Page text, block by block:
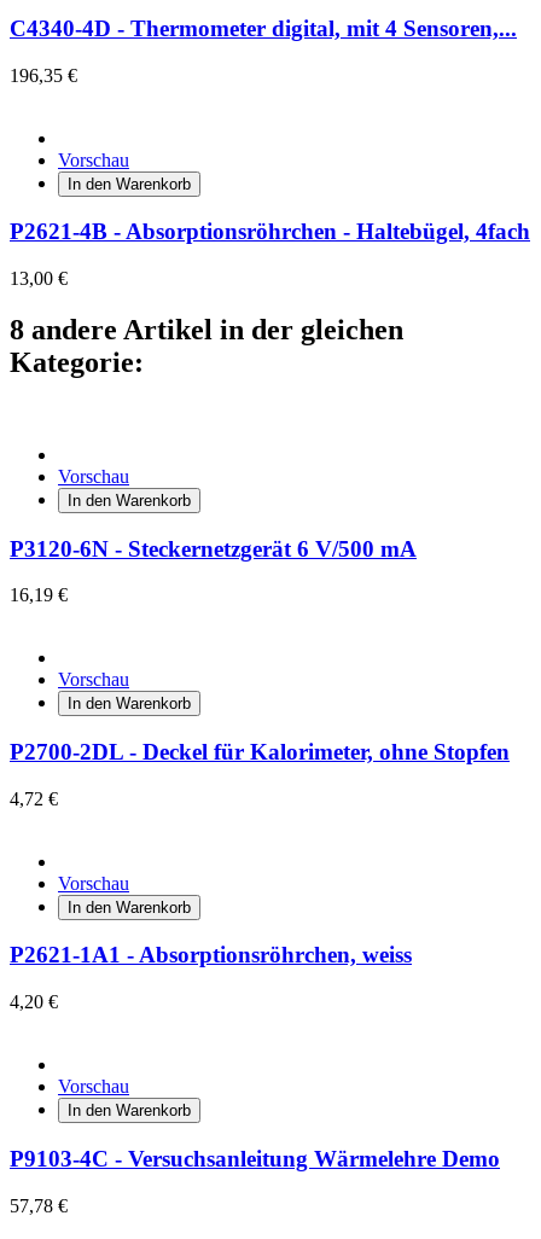
C4340-4D - Thermometer digital, mit 4 Sensoren,...
196,35 €
Vorschau
In den Warenkorb
P2621-4B - Absorptionsröhrchen - Haltebügel, 4fach
13,00 €
8 andere Artikel in der gleichen
Kategorie:
Vorschau
In den Warenkorb
P3120-6N - Steckernetzgerät 6 V/500 mA
16,19 €
Vorschau
In den Warenkorb
P2700-2DL - Deckel für Kalorimeter, ohne Stopfen
4,72 €
Vorschau
In den Warenkorb
P2621-1A1 - Absorptionsröhrchen, weiss
4,20 €
Vorschau
In den Warenkorb
P9103-4C - Versuchsanleitung Wärmelehre Demo
57,78 €